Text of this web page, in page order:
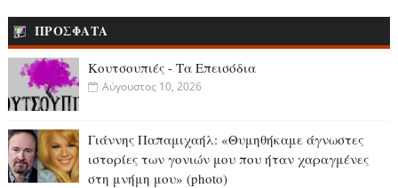
ΠΡΟΣΦΑΤΑ
Κουτσουπιές - Τα Επεισόδια
Αύγουστος 10, 2026
Γιάννης Παπαμιχαήλ: «Θυμηθήκαμε άγνωστες
ιστορίες των γονιών μου που ήταν χαραγμένες
στη μνήμη μου» (photo)